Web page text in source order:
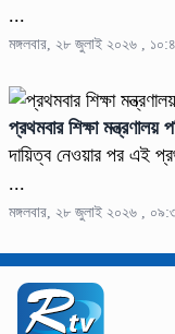
...
মঙ্গলবার, ২৮ জুলাই ২০২৬ ,
প্রথমবার শিক্ষা মন্ত্রণালয়
দায়িত্ব নেওয়ার পর এই
...
মঙ্গলবার, ২৮ জুলাই ২০২৬ ,